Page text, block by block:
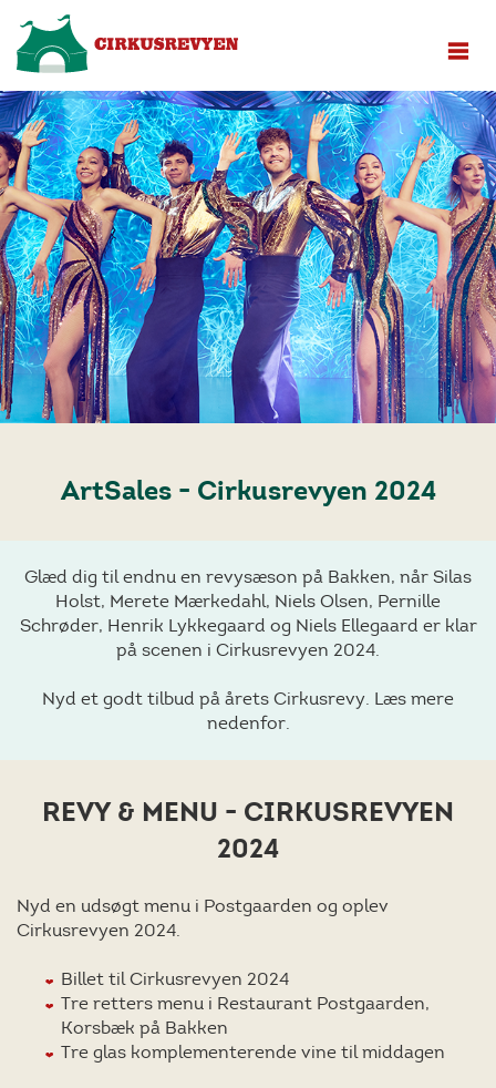
ArtSales - Cirkusrevyen 2024
Glæd dig til endnu en revysæson på Bakken, når Silas
Holst, Merete Mærkedahl, Niels Olsen, Pernille
Schrøder, Henrik Lykkegaard og Niels Ellegaard er klar
på scenen i Cirkusrevyen 2024.
Nyd et godt tilbud på årets Cirkusrevy. Læs mere
nedenfor.
REVY & MENU - CIRKUSREVYEN
2024
Nyd en udsøgt menu i Postgaarden og oplev
Cirkusrevyen 2024.
Billet til Cirkusrevyen 2024
Tre retters menu i Restaurant Postgaarden,
Korsbæk på Bakken
Tre glas komplementerende vine til middagen